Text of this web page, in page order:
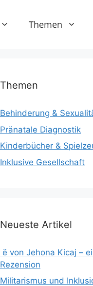
Themen
Themen
Behinderung &
Pränatale Diagnostik
Kinderbücher &
Inklusive Gesellschaft
Neueste Artikel
ë von Jehona Kicaj –
Rezension
Militarismus und